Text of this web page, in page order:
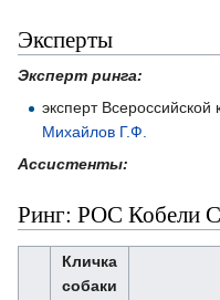
Эксперты
Эксперт ринга:
эксперт
Михайлов Г.Ф.
Ассистенты:
Ринг: РОС Кобели
Кличка
собаки